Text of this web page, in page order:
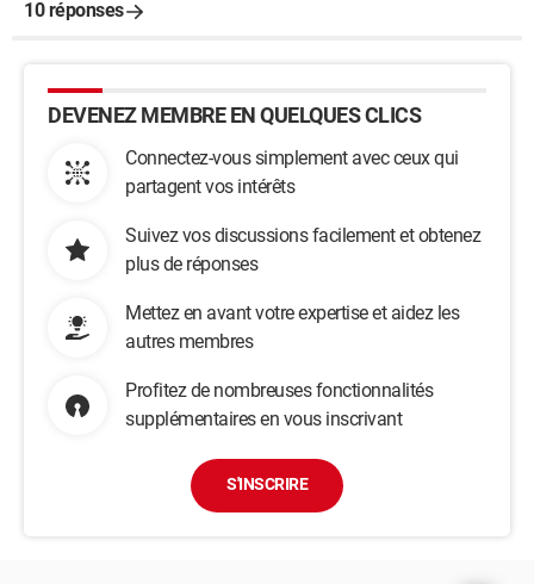
10 réponses
DEVENEZ MEMBRE EN QUELQUES CLICS
Connectez-vous simplement avec ceux qui
partagent vos intérêts
Suivez vos discussions facilement et obtenez
plus de réponses
Mettez en avant votre expertise et aidez les
autres membres
Profitez de nombreuses fonctionnalités
supplémentaires en vous inscrivant
S'INSCRIRE